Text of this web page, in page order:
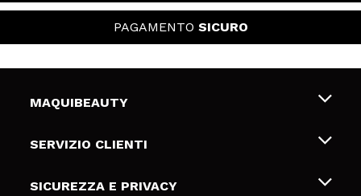
PAGAMENTO SICURO
MAQUIBEAUTY
Chi siamo
Gift Cards
SERVIZIO CLIENTI
Spedizioni & Resi
SICUREZZA E PRIVACY